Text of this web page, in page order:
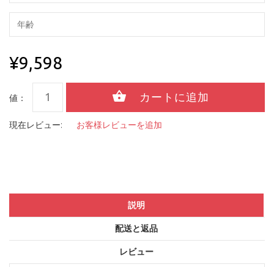
¥9,598
値：
現在レビュー: お客様レビューを追加
説明
配送と返品
レビュー